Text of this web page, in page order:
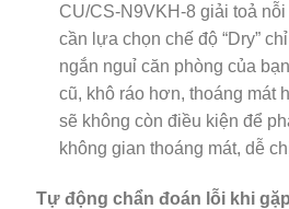
CU/CS-N9VKH-8 giải toả
cần lựa chọn chế độ “Dry”
ngắn nguỉ căn phòng của
cũ, khô ráo hơn, thoáng mát
sẽ không còn điều kiện để
không gian thoáng mát, dễ
Tự động chẩn đoán lỗi khi